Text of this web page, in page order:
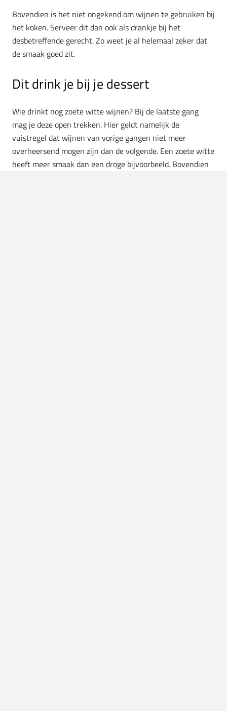
Bovendien is het niet ongekend om wijnen te gebruiken bij
het koken. Serveer dit dan ook als drankje bij het
desbetreffende gerecht. Zo weet je al helemaal zeker dat
de smaak goed zit.
Dit drink je bij je dessert
Wie drinkt nog zoete witte wijnen? Bij de laatste gang
mag je deze open trekken. Hier geldt namelijk de
vuistregel dat wijnen van vorige gangen niet meer
overheersend mogen zijn dan de volgende. Een zoete witte
heeft meer smaak dan een droge bijvoorbeeld. Bovendien